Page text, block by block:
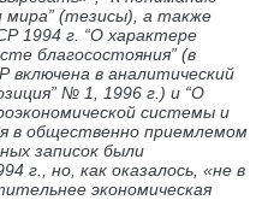
мира” (тезисы), а также
1994 г. “О характере
благосостояния” (в
в аналитический
№ 1, 1996 г.) и “О
системы и
в общественно приемлемом
записок были
г., но, как оказалось, «не в
экономическая